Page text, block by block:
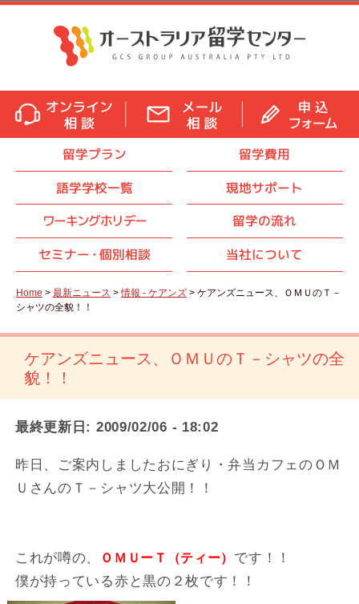
留学プラン
留学費用
語学学校一覧
現地サポート
ワーキングホリデー
留学の流れ
セミナー・ 個別相談 当社について
Home > 最新ニュース >情報 - ケアンズ > ケアンズニュース、ＯＭＵのＴ－
シャツの全貌！！
ケアンズニュース、ＯＭＵのＴ－シャツの全
貌！！
最終更新日: 2009/02/06 - 18:02
昨日、ご案内しましたおにぎり・弁当カフェのＯＭ
ＵさんのＴ－シャツ大公開！！
これが噂の、 ＯＭＵーＴ（ティー） です！！
僕が持っている赤と黒の２枚です！！